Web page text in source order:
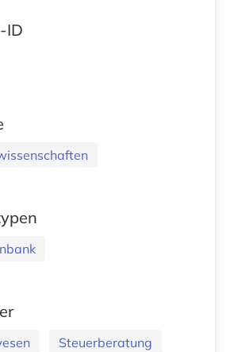
ID
Steuerberatung